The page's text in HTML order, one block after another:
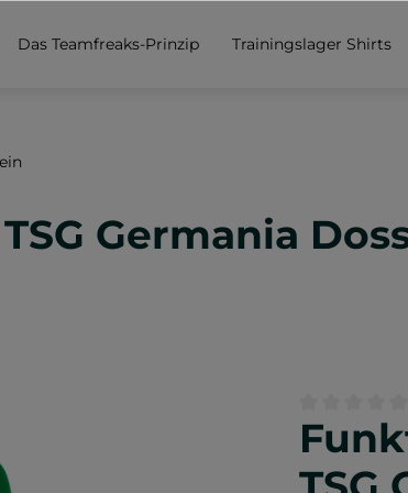
Das Teamfreaks-Prinzip Trainingslager Shirts
Germania